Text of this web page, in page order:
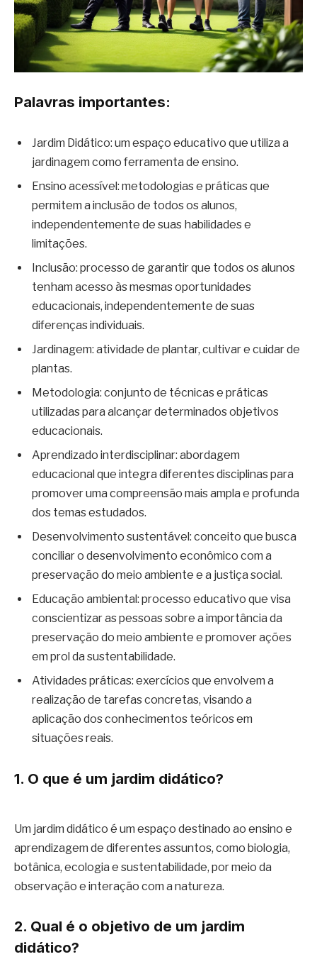
Palavras importantes:
Jardim Didático: um espaço educativo que utiliza a
jardinagem como ferramenta de ensino.
Ensino acessível: metodologias e práticas que
permitem a inclusão de todos os alunos,
independentemente de suas habilidades e
limitações.
Inclusão: processo de garantir que todos os alunos
tenham acesso às mesmas oportunidades
educacionais, independentemente de suas
diferenças individuais.
Jardinagem: atividade de plantar, cultivar e cuidar de
plantas.
Metodologia: conjunto de técnicas e práticas
utilizadas para alcançar determinados objetivos
educacionais.
Aprendizado interdisciplinar: abordagem
educacional que integra diferentes disciplinas para
promover uma compreensão mais ampla e profunda
dos temas estudados.
Desenvolvimento sustentável: conceito que busca
conciliar o desenvolvimento econômico com a
preservação do meio ambiente e a justiça social.
Educação ambiental: processo educativo que visa
conscientizar as pessoas sobre a importância da
preservação do meio ambiente e promover ações
em prol da sustentabilidade.
Atividades práticas: exercícios que envolvem a
realização de tarefas concretas, visando a
aplicação dos conhecimentos teóricos em
situações reais.
1. O que é um jardim didático?
Um jardim didático é um espaço destinado ao ensino e
aprendizagem de diferentes assuntos, como biologia,
botânica, ecologia e sustentabilidade, por meio da
observação e interação com a natureza.
2. Qual é o objetivo de um jardim
didático?